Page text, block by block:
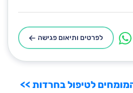
לפרטים ותיאום פגישה
לטיפול בחרדות >>